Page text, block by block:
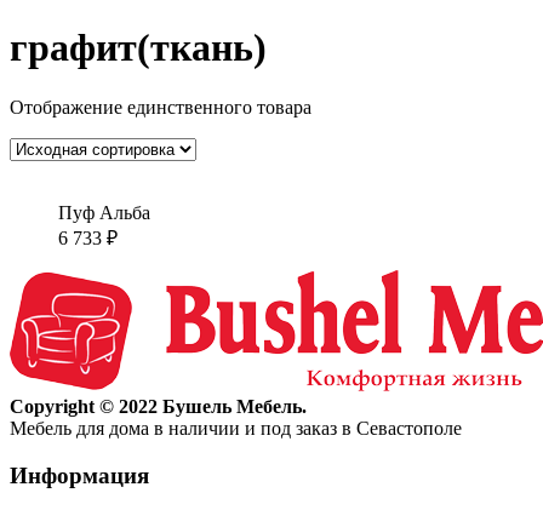
графит(ткань)
Отображение единственного товара
Пуф Альба
6 733 ₽
Copyright © 2022 Бушель Мебель.
Мебель для дома в наличии и под заказ в Севастополе
Информация